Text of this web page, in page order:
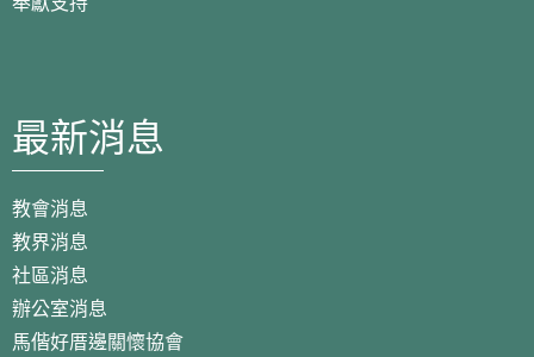
最新消息
教會消息
教界消息
社區消息
辦公室消息
馬偕好厝邊關懷協會